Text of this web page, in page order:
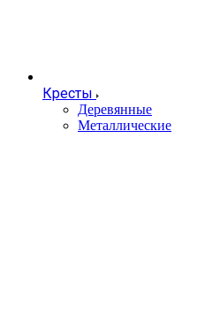
Кресты
Деревянные
Металлические